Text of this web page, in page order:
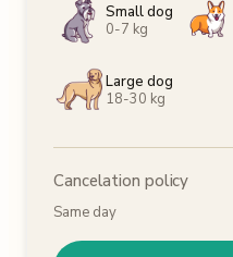
Small dog
0-7 kg
Large dog
18-30 kg
Cancelation policy
Same day